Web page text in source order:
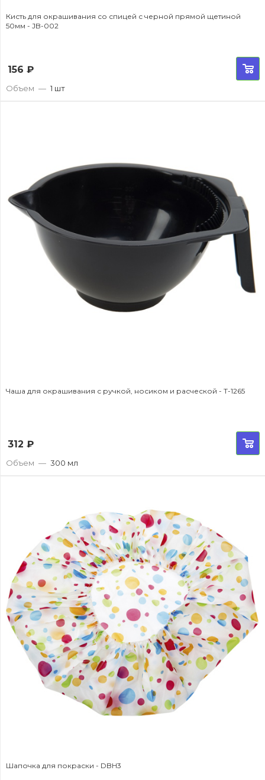
Кисть для окрашивания со спицей с черной прямой щетиной
50мм - JB-002
156 ₽
Объем — 1 шт
Чаша для окрашивания с ручкой, носиком и расческой - T-1265
312 ₽
Объем — 300 мл
Шапочка для покраски - DBH3